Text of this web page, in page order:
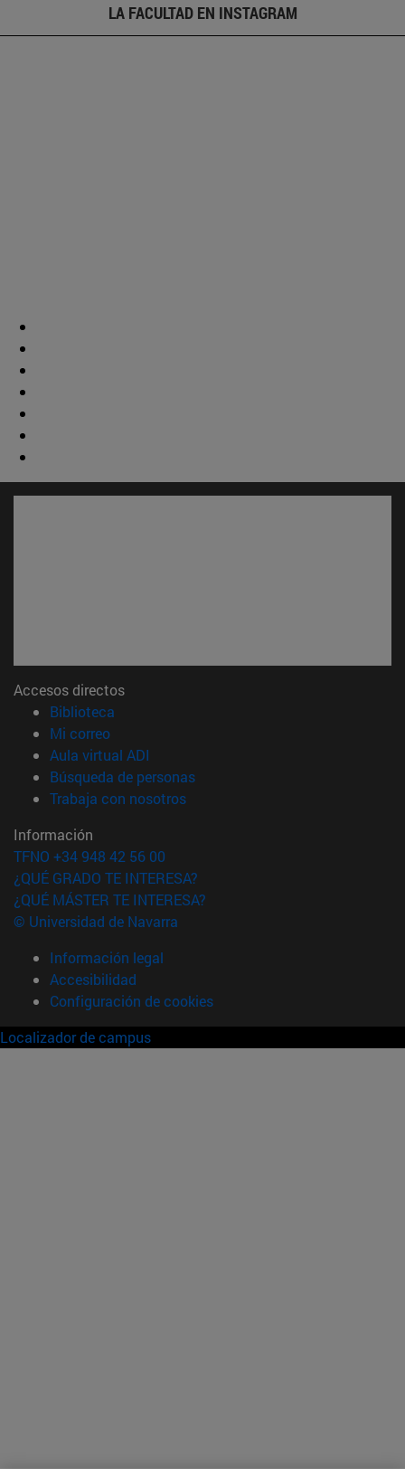
LA FACULTAD EN INSTAGRAM
Accesos directos
Biblioteca
Mi correo(abre en nueva ventana)
Aula virtual ADI
Búsqueda de personas(abre en nueva ventana)
Trabaja con nosotros(abre en nueva ventana)
Información
TFNO +34 948 42 56 00
¿QUÉ GRADO TE INTERESA?
¿QUÉ MÁSTER TE INTERESA?
© Universidad de Navarra
Información legal
Accesibilidad
Configuración de cookies
Localizador de campus